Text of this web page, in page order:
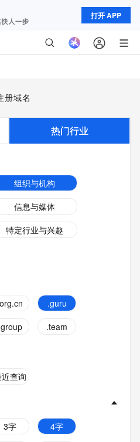
打开 APP
册域名
热门行业
组织与机构
信息与媒体
特定行业与兴趣
.guru
.team
查询
3字
4字